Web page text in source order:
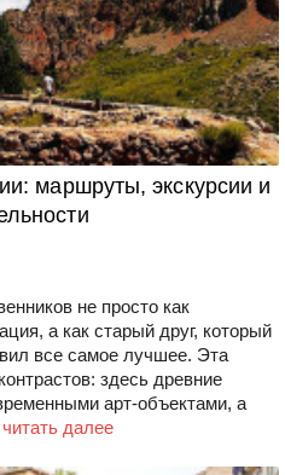
маршруты, экскурсии и
не просто как
а как старый друг, который
все самое лучшее. Эта
здесь древние
арт-объектами, а
читать далее